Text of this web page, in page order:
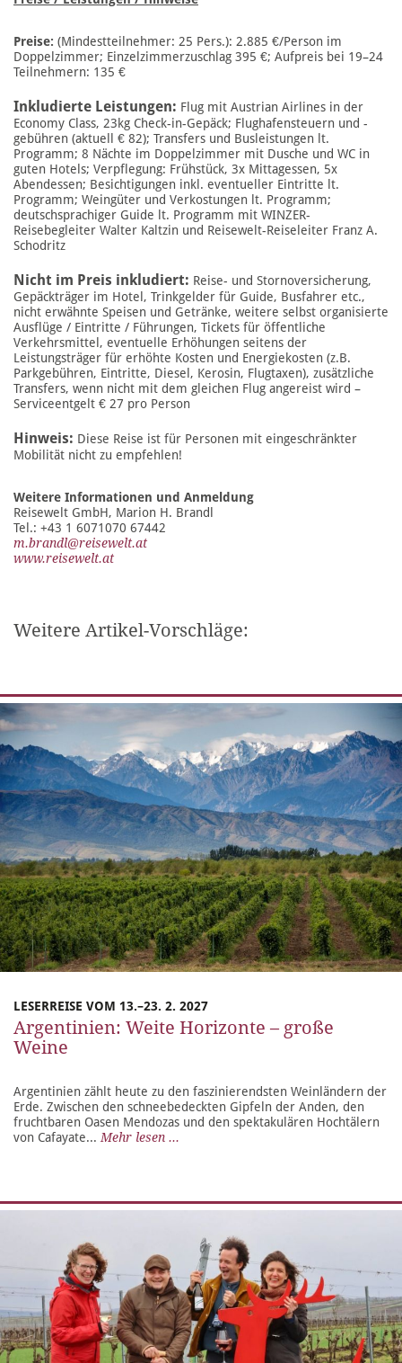
Preise: (Mindestteilnehmer: 25 Pers.): 2.885 €/Person im
Doppelzimmer; Einzelzimmerzuschlag 395 €; Aufpreis bei 19–24
Teilnehmern: 135 €
Inkludierte Leistungen: Flug mit Austrian Airlines in der
Economy Class, 23kg Check-in-Gepäck; Flughafensteuern und -
gebühren (aktuell € 82); Transfers und Busleistungen lt.
Programm; 8 Nächte im Doppelzimmer mit Dusche und WC in
guten Hotels; Verpflegung: Frühstück, 3x Mittagessen, 5x
Abendessen; Besichtigungen inkl. eventueller Eintritte lt.
Programm; Weingüter und Verkostungen lt. Programm;
deutschsprachiger Guide lt. Programm mit WINZER-
Reisebegleiter Walter Kaltzin und Reisewelt-Reiseleiter Franz A.
Schodritz
Nicht im Preis inkludiert: Reise- und Stornoversicherung,
Gepäckträger im Hotel, Trinkgelder für Guide, Busfahrer etc.,
nicht erwähnte Speisen und Getränke, weitere selbst organisierte
Ausflüge / Eintritte / Führungen, Tickets für öffentliche
Verkehrsmittel, eventuelle Erhöhungen seitens der
Leistungsträger für erhöhte Kosten und Energiekosten (z.B.
Parkgebühren, Eintritte, Diesel, Kerosin, Flugtaxen), zusätzliche
Transfers, wenn nicht mit dem gleichen Flug angereist wird –
Serviceentgelt € 27 pro Person
Hinweis: Diese Reise ist für Personen mit eingeschränkter
Mobilität nicht zu empfehlen!
Weitere Informationen und Anmeldung
Reisewelt GmbH, Marion H. Brandl
Tel.: +43 1 6071070 67442
m.brandl@reisewelt.at
www.reisewelt.at
Weitere Artikel-Vorschläge:
LESERREISE VOM 13.–23. 2. 2027
Argentinien: Weite Horizonte – große
Weine
Argentinien zählt heute zu den faszinierendsten Weinländern der
Erde. Zwischen den schneebedeckten Gipfeln der Anden, den
fruchtbaren Oasen Mendozas und den spektakulären Hochtälern
von Cafayate... Mehr lesen ...